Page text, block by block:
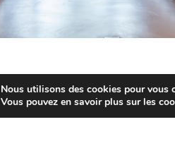
Nous utilisons des cookies pour vous
Vous pouvez en savoir plus sur les